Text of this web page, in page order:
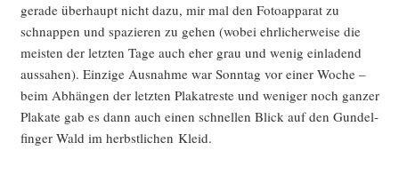
gera­de über­haupt nicht dazu, mir mal den Foto­ap­pa­rat zu
schnap­pen und spa­zie­ren zu gehen (wobei ehr­li­cher­wei­se die
meis­ten der letz­ten Tage auch eher grau und wenig ein­la­dend
aus­sa­hen). Ein­zi­ge Aus­nah­me war Sonn­tag vor einer Woche –
beim Abhän­gen der letz­ten Pla­kat­res­te und weni­ger noch gan­zer
Pla­ka­te gab es dann auch einen schnel­len Blick auf den Gun­del­
fin­ger Wald im herbst­li­chen Kleid.